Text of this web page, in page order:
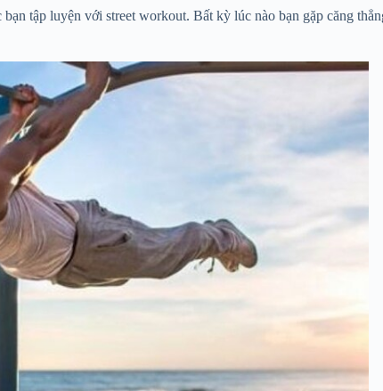
tập luyện với street workout. Bất kỳ lúc nào bạn gặp căng